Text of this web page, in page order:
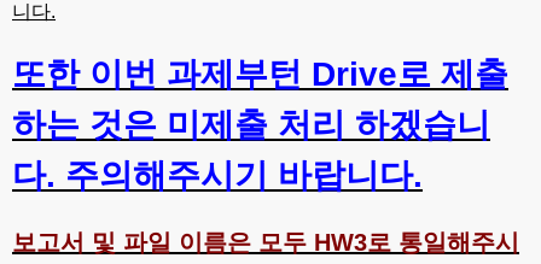
니다.
또한 이번 과제부턴 Drive로 제출
하는 것은 미제출 처리 하겠습니
다. 주의해주시기 바랍니다.
보고서 및 파일 이름은 모두 HW3로 통일해주시